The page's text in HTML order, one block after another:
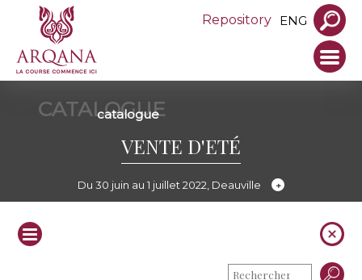
Repository ENG
CATALOGUE
catalogue
VENTE D'ETÉ
Du 30 juin au 1 juillet 2022, Deauville